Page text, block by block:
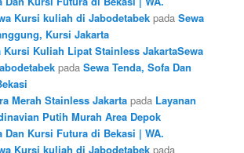
Kursi kuliah di Jabodetabek padaSewa
Kursi Jakarta
Kursi Kuliah Lipat Stainless JakartaSewa
padaSewa Tenda, Sofa Dan
Merah Stainless Jakarta pada Layanan
Putih Murah Area Depok
Dan Kursi Futura di Bekasi | WA.
Kursi kuliah di Jabodetabek pada